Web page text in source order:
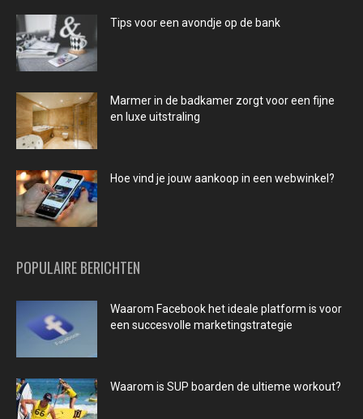
Tips voor een avondje op de bank
Marmer in de badkamer zorgt voor een fijne
en luxe uitstraling
Hoe vind je jouw aankoop in een webwinkel?
POPULAIRE BERICHTEN
Waarom Facebook het ideale platform is voor
een succesvolle marketingstrategie
Waarom is SUP boarden de ultieme workout?